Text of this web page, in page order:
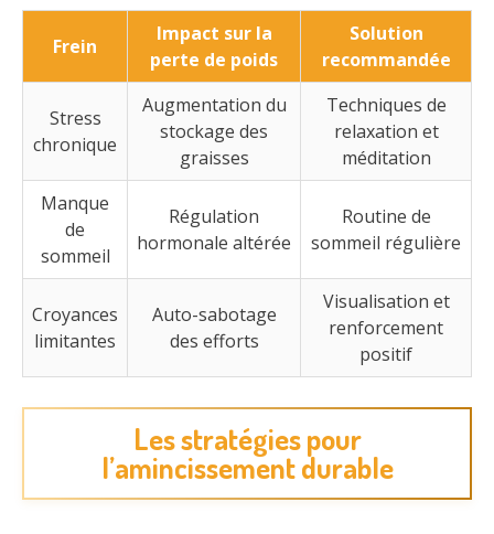
Frein
Impact sur la
perte de poids
Solution
recommandée
Stress
chronique
Augmentation du
stockage des
graisses
Techniques de
relaxation et
méditation
Manque
de
sommeil
Régulation
hormonale altérée
Routine de
sommeil régulière
Croyances
limitantes
Auto-sabotage
des efforts
Visualisation et
renforcement
positif
Les stratégies pour
l’amincissement durable